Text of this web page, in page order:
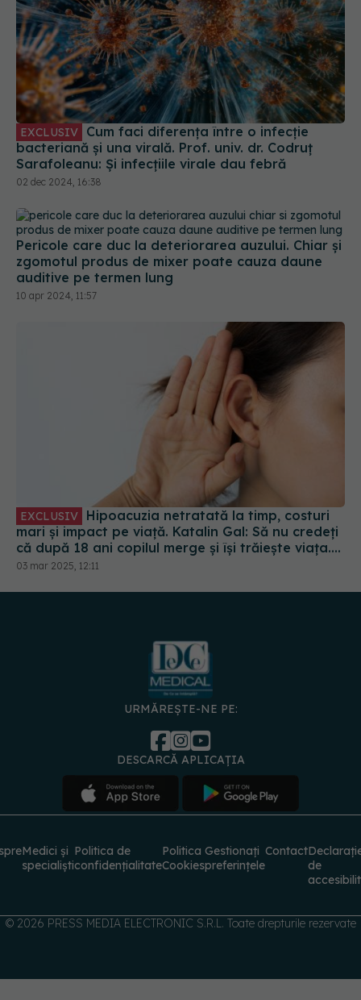
EXCLUSIV
bacteriană și una virală. Prof. univ. dr. Codruț
Sarafoleanu: Și infecțiile virale dau febră
02 dec 2024, 16:38
Pericole care duc la deteriorarea auzului. Chiar și
zgomotul produs de mixer poate cauza daune
auditive pe termen lung
10 apr 2024, 11:57
EXCLUSIV
mari și impact pe viață. Katalin Gal: Să nu credeți
că după 18 ani copilul merge și își trăiește viața.
Urechea este o ușă de intrare, dar noi auzim cu
03 mar 2025, 12:11
URMĂREȘTE-NE PE:
DESCARCĂ APLICAȚIA
Medici și
specialiști
Politica de
confidențialitate
Politica
Cookies
Gestionați
preferințele
Contact
de
© 2026 PRESS MEDIA ELECTRONIC S.R.L. Toate drepturile rezervate